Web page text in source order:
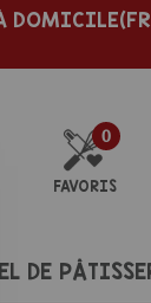
0
FAVORIS
DE